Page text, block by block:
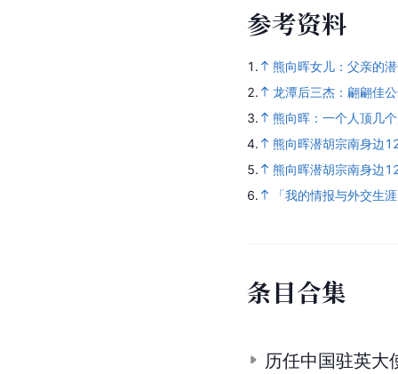
参考资料
1.
熊向晖女儿：父亲的
2.
龙潭后三杰：翩翩佳
3.
熊向晖：一个人顶几
4.
熊向晖潜胡宗南身边
5.
熊向晖潜胡宗南身边
6.
「我的情报与外交生
条目合集
历任中国驻英大